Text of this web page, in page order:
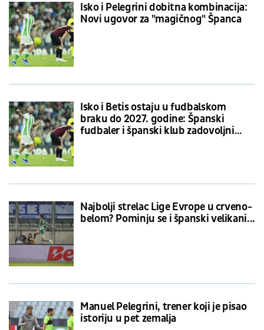
Isko i Pelegrini dobitna kombinacija:
Novi ugovor za "magičnog" Španca
Isko i Betis ostaju u fudbalskom
braku do 2027. godine: Španski
fudbaler i španski klub zadovoljni
Najbolji strelac Lige Evrope u crveno-
belom? Pominju se i španski velikani...
Manuel Pelegrini, trener koji je pisao
istoriju u pet zemalja